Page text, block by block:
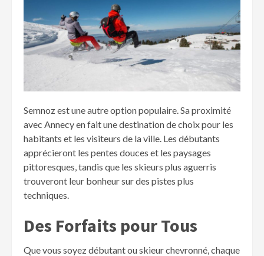
Semnoz est une autre option populaire. Sa proximité
avec Annecy en fait une destination de choix pour les
habitants et les visiteurs de la ville. Les débutants
apprécieront les pentes douces et les paysages
pittoresques, tandis que les skieurs plus aguerris
trouveront leur bonheur sur des pistes plus
techniques.
Des Forfaits pour Tous
Que vous soyez débutant ou skieur chevronné, chaque